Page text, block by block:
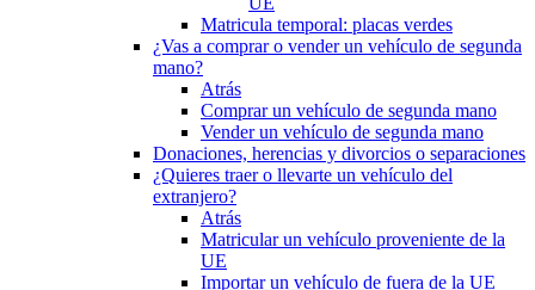
Matricula temporal: placas verdes
¿Vas a comprar o vender un vehículo de segunda
mano?
Atrás
Comprar un vehículo de segunda mano
Vender un vehículo de segunda mano
Donaciones, herencias y divorcios o separaciones
¿Quieres traer o llevarte un vehículo del
extranjero?
Atrás
Matricular un vehículo proveniente de la
UE
Importar un vehículo de fuera de la UE